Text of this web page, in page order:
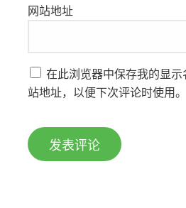
网站地址
在此浏览器中保存我的显
站地址，以便下次评论时使用。